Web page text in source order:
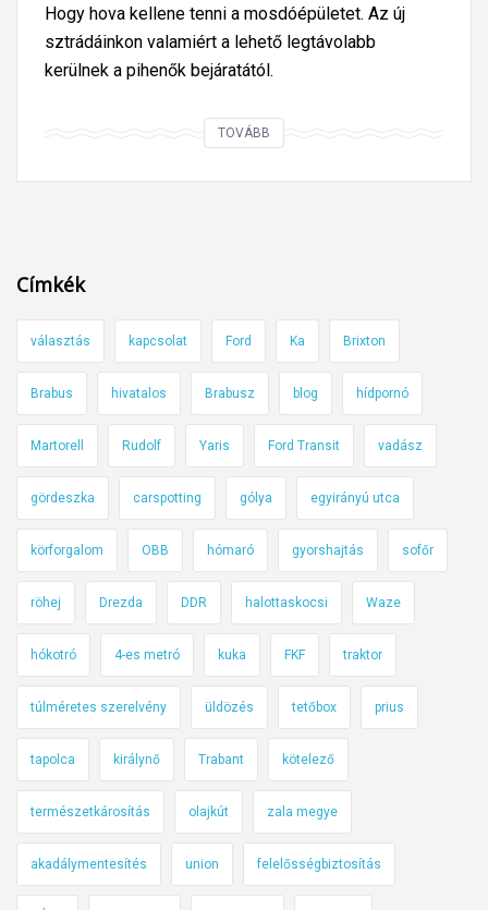
Hogy hova kellene tenni a mosdóépületet. Az új
sztrádáinkon valamiért a lehető legtávolabb
kerülnek a pihenők bejáratától.
TOVÁBB
n
n
o
s
d
l
o
g
,
a
t
a
h
a
z
a
Címkék
választás kapcsolat Ford Ka Brixton
Brabus hivatalos Brabusz blog hídpornó
Martorell Rudolf Yaris Ford Transit vadász
gördeszka carspotting gólya egyirányú utca
körforgalom OBB hómaró gyorshajtás sofőr
röhej Drezda DDR halottaskocsi Waze
hókotró 4-es metró kuka FKF traktor
túlméretes szerelvény üldözés tetőbox prius
tapolca királynő Trabant kötelező
természetkárosítás olajkút zala megye
akadálymentesítés union felelősségbiztosítás